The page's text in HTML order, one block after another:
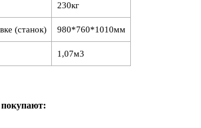
230кг
(станок) 980*760*1010мм
1,07м3